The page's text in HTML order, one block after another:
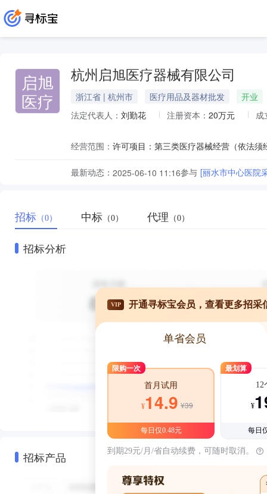
启旭
医疗
杭州启旭医疗器械有限公司
浙江省 | 杭州市 医疗用品及器材批发
开业
法定代表人： 刘勤花 注册资本： 20万元 成
经营范围：
最新动态： 2025-06-10 11:16参与 [丽水市中心医院
招标 （0） 中标 （0） 代理 （0）
招标分析
招标产品
VIP 开通寻标宝会员，查看更多招采
单省会员
限购一次
首月试用
¥14.9 ¥39
每日仅0.48元
最划算
12
¥
每日
到期29元/月/省自动续费，可随时取消。